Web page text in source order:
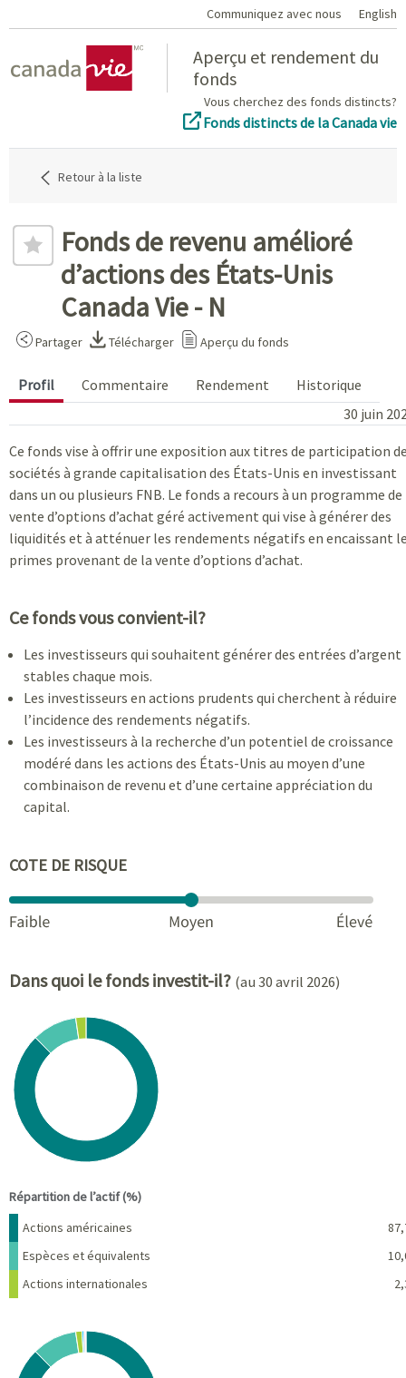
Communiquez avec nous English
Aperçu et rendement du
fonds
Vous cherchez des fonds distincts?
Fonds distincts de la Canada vie
Retour à la liste
Fonds de revenu amélioré
d’actions des États-Unis
Canada Vie - N
Partager Télécharger Aperçu du fonds
Profil Commentaire Rendement
Historique
30 juin
Ce fonds vise à offrir une exposition aux titres de participation
sociétés à grande capitalisation des États-Unis en investissant
dans un ou plusieurs FNB. Le fonds a recours à un programme de
vente d’options d’achat géré activement qui vise à générer des
liquidités et à atténuer les rendements négatifs en encaissant
primes provenant de la vente d’options d’achat.
Ce fonds vous convient-il?
Les investisseurs qui souhaitent générer des entrées d’argent
stables chaque mois.
Les investisseurs en actions prudents qui cherchent à réduire
l’incidence des rendements négatifs.
Les investisseurs à la recherche d’un potentiel de croissance
modéré dans les actions des États-Unis au moyen d’une
combinaison de revenu et d’une certaine appréciation du
capital.
COTE DE RISQUE
Dans quoi le fonds investit-il? (au 30 avril 2026)
Chart
Pie chart with 3 slices.
View as data table, Chart
Répartition de l’actif (%)
Nom Pourcentage
Actions américaines
Espèces et équivalents
Actions internationales
Chart
Pie chart with 8 slices.